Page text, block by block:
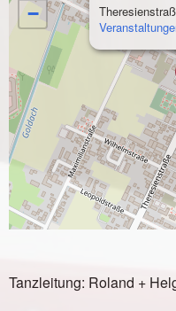
−
Tanzleitung: Roland +